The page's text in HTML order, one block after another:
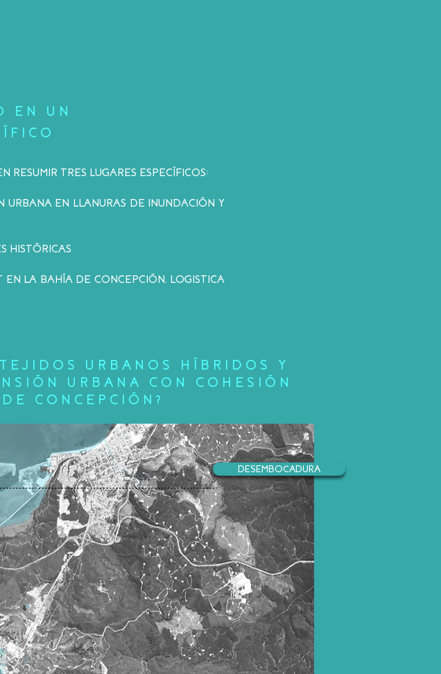
EN UN
RESUMIR TRES LUGARES ESPECÍFICOS:
URBANA EN LLANURAS DE INUNDACIÓN Y
HISTÓRICAS
EN LA BAHÍA DE CONCEPCIÓN. LOGISTICA
URBANOS HÍBRIDOS Y
URBANA CON COHESIÓN
CONCEPCIÓN?
DESEMBOCADURA